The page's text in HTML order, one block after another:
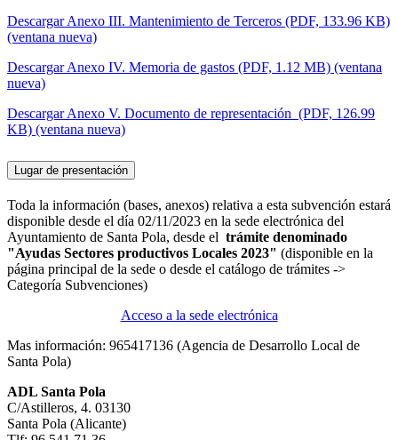
Descargar Anexo III. Mantenimiento de Terceros (PDF, 133.96 KB)
(ventana nueva)
Descargar Anexo IV. Memoria de gastos (PDF, 1.12 MB) (ventana
nueva)
Descargar Anexo V. Documento de representación (PDF, 126.99
KB) (ventana nueva)
Lugar de presentación
Toda la información (bases, anexos) relativa a esta subvención estará
disponible desde el día 02/11/2023 en la sede electrónica del
Ayuntamiento de Santa Pola, desde el trámite denominado
"Ayudas Sectores productivos Locales 2023" (disponible en la
página principal de la sede o desde el catálogo de trámites ->
Categoría Subvenciones)
Acceso a la sede electrónica
Mas información: 965417136 (Agencia de Desarrollo Local de
Santa Pola)
ADL Santa Pola
C/Astilleros, 4. 03130
Santa Pola (Alicante)